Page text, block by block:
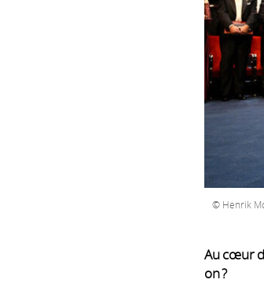
Henrik
Au cœur
on ?